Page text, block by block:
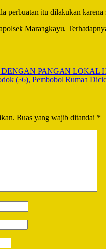
perbuatan itu dilakukan
Marangkayu.
PANGAN LOKAL
(36), Pembobol Rumah
Ruas yang wajib ditandai *